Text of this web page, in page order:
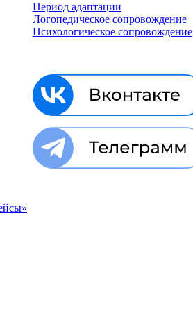
Период адаптации
Логопедическое сопровождение
Психологическое сопровождение